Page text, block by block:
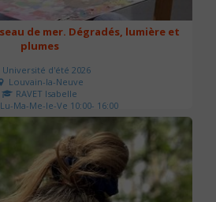
de mer. Dégradés, lumière et
plumes
Université d'été 2026
Louvain-la-Neuve
RAVET Isabelle
Ma-Me-Je-Ve 10:00- 16:00
de séances : 2